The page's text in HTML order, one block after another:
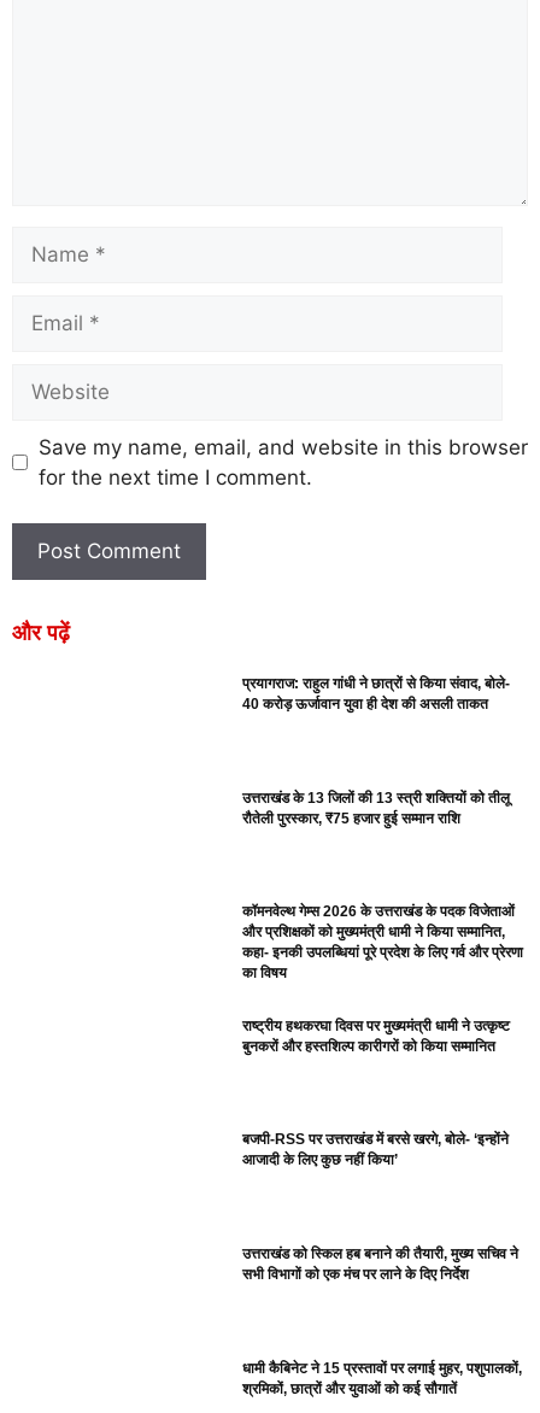
Save my name, email, and website in this browser
for the next time I comment.
और पढ़ें
प्रयागराज: राहुल गांधी ने छात्रों से किया संवाद, बोले-
40 करोड़ ऊर्जावान युवा ही देश की असली ताकत
उत्तराखंड के 13 जिलों की 13 स्त्री शक्तियों को तीलू
रौतेली पुरस्कार, ₹75 हजार हुई सम्मान राशि
कॉमनवेल्थ गेम्स 2026 के उत्तराखंड के पदक विजेताओं
और प्रशिक्षकों को मुख्यमंत्री धामी ने किया सम्मानित,
कहा- इनकी उपलब्धियां पूरे प्रदेश के लिए गर्व और प्रेरणा
का विषय
राष्ट्रीय हथकरघा दिवस पर मुख्यमंत्री धामी ने उत्कृष्ट
बुनकरों और हस्तशिल्प कारीगरों को किया सम्मानित
बजपी-RSS पर उत्तराखंड में बरसे खरगे, बोले- ‘इन्होंने
आजादी के लिए कुछ नहीं किया’
उत्तराखंड को स्किल हब बनाने की तैयारी, मुख्य सचिव ने
सभी विभागों को एक मंच पर लाने के दिए निर्देश
धामी कैबिनेट ने 15 प्रस्तावों पर लगाई मुहर, पशुपालकों,
श्रमिकों, छात्रों और युवाओं को कई सौगातें